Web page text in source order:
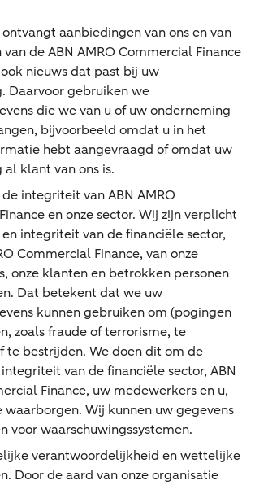
aanbiedingen van ons en van
de ABN AMRO Commercial Finance
nieuws dat past bij uw
Daarvoor gebruiken we
die we van u of uw onderneming
bijvoorbeeld omdat u in het
hebt aangevraagd of omdat uw
klant van ons is.
integriteit van ABN AMRO
en onze sector. Wij zijn verplicht
integriteit van de financiële sector,
Commercial Finance, van onze
onze klanten en betrokken personen
Dat betekent dat we uw
kunnen gebruiken om (pogingen
zoals fraude of terrorisme, te
te bestrijden. We doen dit om de
van de financiële sector, ABN
Finance, uw medewerkers en u,
waarborgen. Wij kunnen uw gegevens
voor waarschuwingssystemen.
verantwoordelijkheid en wettelijke
Door de aard van onze organisatie